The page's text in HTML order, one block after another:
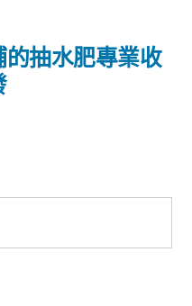
抽水肥專業收